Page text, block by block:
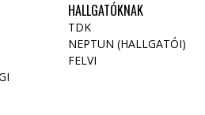
HALLGATÓKNAK
TDK
NEPTUN (HALLGATÓI)
FELVI